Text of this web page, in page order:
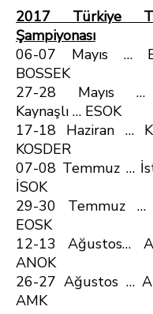
2017 Türkiye
Şampiyonası
06-07 Mayıs …
BOSSEK
27-28 Mayıs …
Kaynaşlı … ESOK
17-18 Haziran …
KOSDER
07-08 Temmuz …
İSOK
29-30 Temmuz
EOSK
12-13 Ağustos…
ANOK
26-27 Ağustos …
AMK